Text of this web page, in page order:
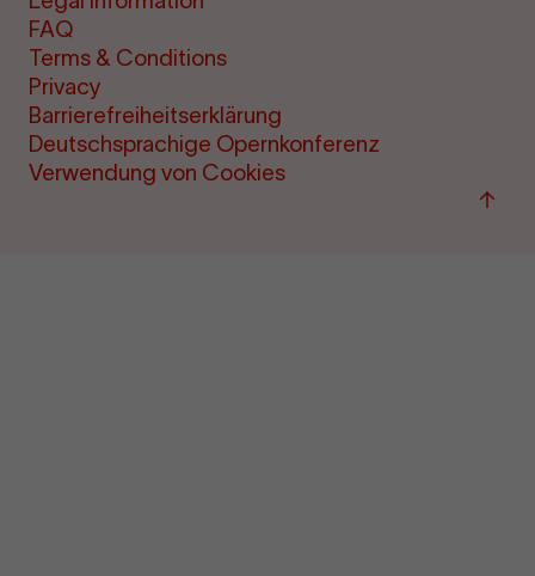
FAQ
Terms & Conditions
Privacy
Barrierefreiheitserklärung
Deutschsprachige Opernkonferenz
Verwendung von Cookies
Back